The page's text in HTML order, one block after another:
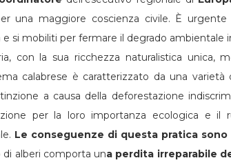
una maggiore coscienza civile. È
si mobiliti per fermare il degrado ambientale
con la sua ricchezza naturalistica unica,
calabrese è caratterizzato da una
a causa della deforestazione
per la loro importanza ecologica e il
Le conseguenze di questa pratica
di alberi comporta una perdita irreparabile